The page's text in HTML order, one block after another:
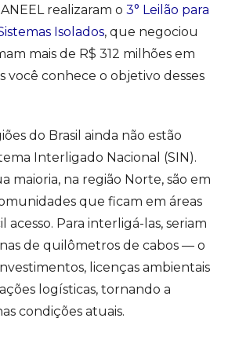
realizaram o 3° Leilão para
Isolados, que negociou
mais de R$ 312 milhões em
você conhece o objetivo desses
do Brasil ainda não estão
Interligado Nacional (SIN).
maioria, na região Norte, são em
que ficam em áreas
acesso. Para interligá-las, seriam
de quilômetros de cabos — o
licenças ambientais
logísticas, tornando a
condições atuais.